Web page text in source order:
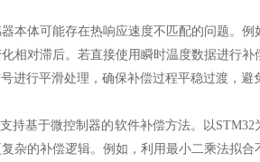
体可能存在热响应速度不匹配的问题。例
相对滞后。若直接使用瞬时温度数据进行
进行平滑处理，确保补偿过程平稳过渡，避
基于微控制器的软件补偿方法。以STM32
杂的补偿逻辑。例如，利用最小二乘法拟